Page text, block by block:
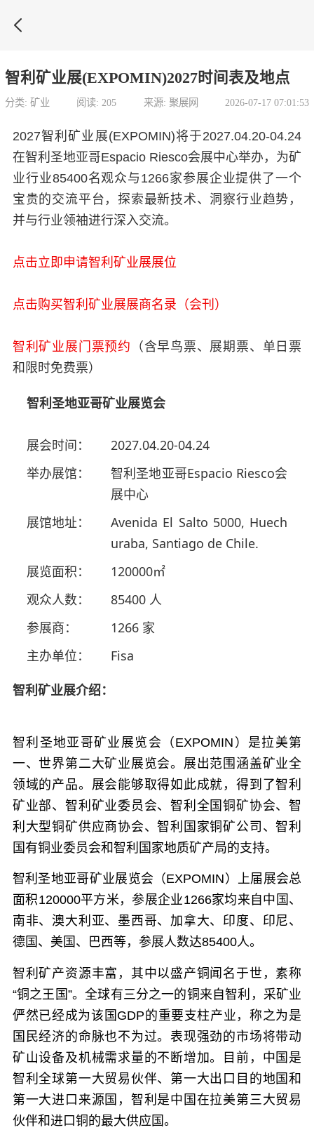

智利矿业展(EXPOMIN)2027时间表及地点
分类: 矿业 阅读: 205 来源: 聚展网 2026-07-17 07:01:53
2027智利矿业展(EXPOMIN)将于2027.04.20-04.24
在智利圣地亚哥Espacio Riesco会展中心举办，为矿
业行业85400名观众与1266家参展企业提供了一个
宝贵的交流平台，探索最新技术、洞察行业趋势，
并与行业领袖进行深入交流。
点击立即申请智利矿业展展位
点击购买智利矿业展展商名录（会刊）
智利矿业展门票预约 （含早鸟票、展期票、单日票
和限时免费票）
智利圣地亚哥矿业展览会
展会时间：
2027.04.20-04.24
举办展馆：
智利圣地亚哥Espacio Riesco会
展中心
展馆地址：
Avenida El Salto 5000, Huech
uraba, Santiago de Chile.
展览面积：
120000㎡
观众人数：
85400 人
参展商：
1266 家
主办单位：
Fisa
智利矿业展介绍：
智利圣地亚哥矿业展览会（EXPOMIN）是拉美第
一、世界第二大矿业展览会。展出范围涵盖矿业全
领域的产品。展会能够取得如此成就，得到了智利
矿业部、智利矿业委员会、智利全国铜矿协会、智
利大型铜矿供应商协会、智利国家铜矿公司、智利
国有铜业委员会和智利国家地质矿产局的支持。
智利圣地亚哥矿业展览会（EXPOMIN） 上届展会总
面积120000平方米，参展企业1266家均来自中国、
南非、澳大利亚、墨西哥、加拿大、印度、印尼、
德国、美国、巴西等，参展人数达85400人。
智利矿产资源丰富，其中以盛产铜闻名于世，素称
“铜之王国”。全球有三分之一的铜来自智利，采矿业
俨然已经成为该国GDP的重要支柱产业，称之为是
国民经济的命脉也不为过。表现强劲的市场将带动
矿山设备及机械需求量的不断增加。目前，中国是
智利全球第一大贸易伙伴、第一大出口目的地国和
第一大进口来源国，智利是中国在拉美第三大贸易
伙伴和进口铜的最大供应国。